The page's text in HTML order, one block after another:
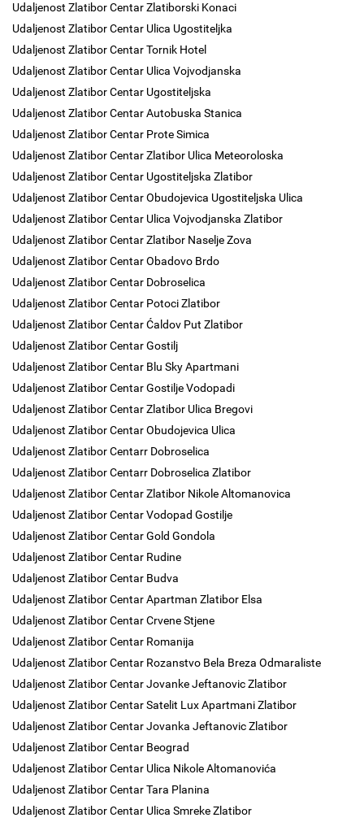
Udaljenost Zlatibor Centar Zlatiborski Konaci
Udaljenost Zlatibor Centar Ulica Ugostiteljka
Udaljenost Zlatibor Centar Tornik Hotel
Udaljenost Zlatibor Centar Ulica Vojvodjanska
Udaljenost Zlatibor Centar Ugostiteljska
Udaljenost Zlatibor Centar Autobuska Stanica
Udaljenost Zlatibor Centar Prote Simica
Udaljenost Zlatibor Centar Zlatibor Ulica Meteoroloska
Udaljenost Zlatibor Centar Ugostiteljska Zlatibor
Udaljenost Zlatibor Centar Obudojevica Ugostiteljska Ulica
Udaljenost Zlatibor Centar Ulica Vojvodjanska Zlatibor
Udaljenost Zlatibor Centar Zlatibor Naselje Zova
Udaljenost Zlatibor Centar Obadovo Brdo
Udaljenost Zlatibor Centar Dobroselica
Udaljenost Zlatibor Centar Potoci Zlatibor
Udaljenost Zlatibor Centar Ćaldov Put Zlatibor
Udaljenost Zlatibor Centar Gostilj
Udaljenost Zlatibor Centar Blu Sky Apartmani
Udaljenost Zlatibor Centar Gostilje Vodopadi
Udaljenost Zlatibor Centar Zlatibor Ulica Bregovi
Udaljenost Zlatibor Centar Obudojevica Ulica
Udaljenost Zlatibor Centarr Dobroselica
Udaljenost Zlatibor Centarr Dobroselica Zlatibor
Udaljenost Zlatibor Centar Zlatibor Nikole Altomanovica
Udaljenost Zlatibor Centar Vodopad Gostilje
Udaljenost Zlatibor Centar Gold Gondola
Udaljenost Zlatibor Centar Rudine
Udaljenost Zlatibor Centar Budva
Udaljenost Zlatibor Centar Apartman Zlatibor Elsa
Udaljenost Zlatibor Centar Crvene Stjene
Udaljenost Zlatibor Centar Romanija
Udaljenost Zlatibor Centar Rozanstvo Bela Breza Odmaraliste
Udaljenost Zlatibor Centar Jovanke Jeftanovic Zlatibor
Udaljenost Zlatibor Centar Satelit Lux Apartmani Zlatibor
Udaljenost Zlatibor Centar Jovanka Jeftanovic Zlatibor
Udaljenost Zlatibor Centar Beograd
Udaljenost Zlatibor Centar Ulica Nikole Altomanovića
Udaljenost Zlatibor Centar Tara Planina
Udaljenost Zlatibor Centar Ulica Smreke Zlatibor